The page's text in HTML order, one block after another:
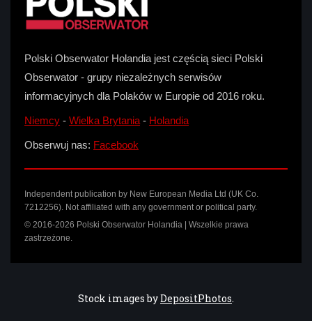
Polski Obserwator Holandia jest częścią sieci Polski
Obserwator - grupy niezależnych serwisów
informacyjnych dla Polaków w Europie od 2016 roku.
Niemcy - Wielka Brytania - Holandia
Obserwuj nas: Facebook
Independent publication by New European Media Ltd (UK Co.
7212256). Not affiliated with any government or political party.
© 2016-2026 Polski Obserwator Holandia | Wszelkie prawa
zastrzeżone.
Stock images byDepositPhotos.